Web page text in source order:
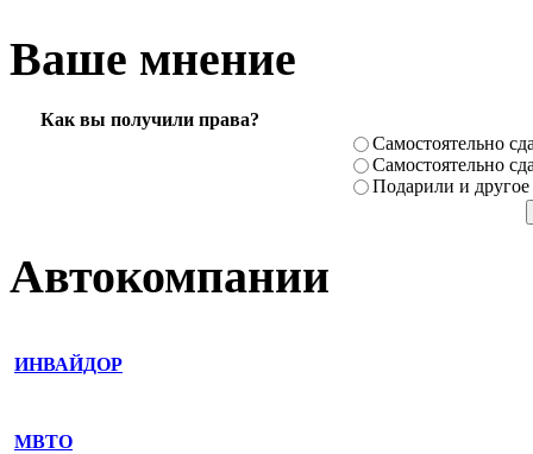
Ваше мнение
Как вы получили права?
Самостоя­тельно
Самостоя­тельно
Подарили­ и другое
Автокомпании
ИНВАЙДОР
МВТО